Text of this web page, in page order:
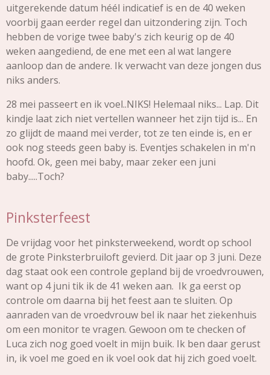
uitgerekende datum héél indicatief is en de 40 weken
voorbij gaan eerder regel dan uitzondering zijn. Toch
hebben de vorige twee baby's zich keurig op de 40
weken aangediend, de ene met een al wat langere
aanloop dan de andere. Ik verwacht van deze jongen dus
niks anders.
28 mei passeert en ik voel..NIKS! Helemaal niks... Lap. Dit
kindje laat zich niet vertellen wanneer het zijn tijd is... En
zo glijdt de maand mei verder, tot ze ten einde is, en er
ook nog steeds geen baby is. Eventjes schakelen in m'n
hoofd. Ok, geen mei baby, maar zeker een juni
baby.....Toch?
Pinksterfeest
De vrijdag voor het pinksterweekend, wordt op school
de grote Pinksterbruiloft gevierd. Dit jaar op 3 juni. Deze
dag staat ook een controle gepland bij de vroedvrouwen,
want op 4 juni tik ik de 41 weken aan. Ik ga eerst op
controle om daarna bij het feest aan te sluiten. Op
aanraden van de vroedvrouw bel ik naar het ziekenhuis
om een monitor te vragen. Gewoon om te checken of
Luca zich nog goed voelt in mijn buik. Ik ben daar gerust
in, ik voel me goed en ik voel ook dat hij zich goed voelt.